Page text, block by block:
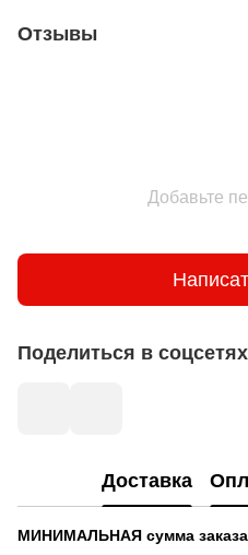
Отзывы
Добавьте
Поделиться в соцсетях
Доставка
МИНИМАЛЬНАЯ сумма заказа